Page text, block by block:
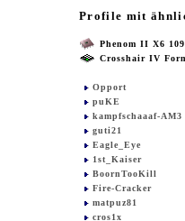
Profile mit
Phenom II X6
Crosshair IV
Opport
puKE
kampfschaaaf-AM3
guti21
Eagle_Eye
1st_Kaiser
BoornTooKill
Fire-Cracker
matpuz81
cros1x